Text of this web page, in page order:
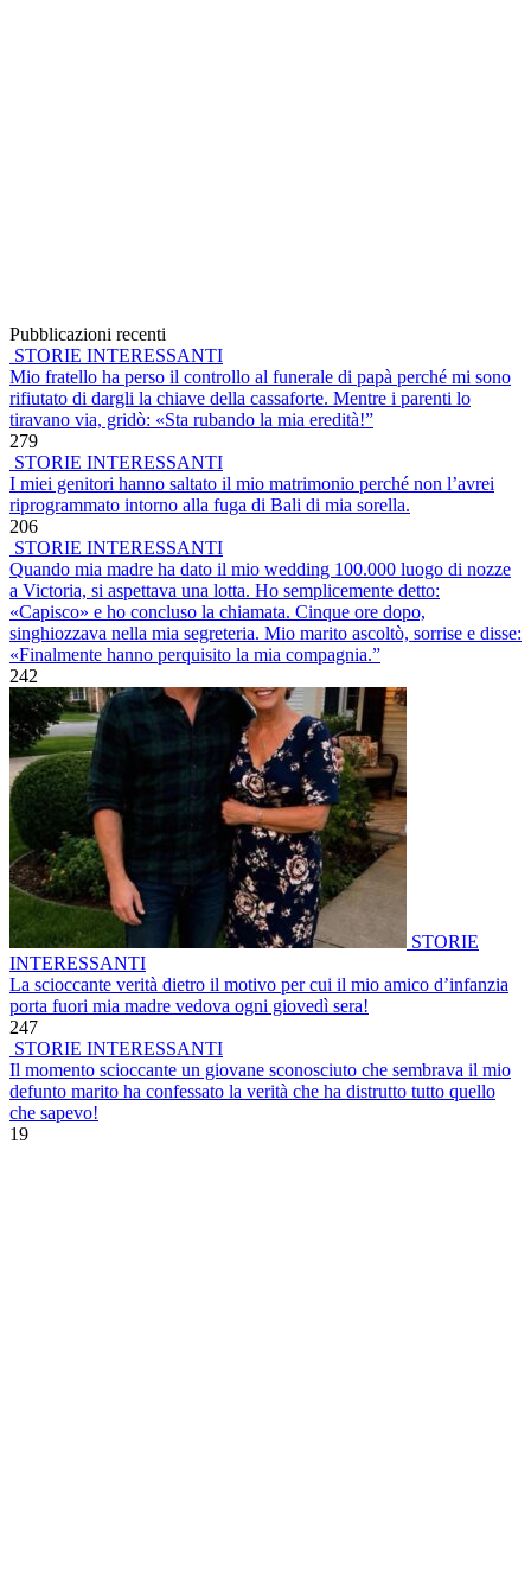
Pubblicazioni recenti
STORIE INTERESSANTI
Mio fratello ha perso il controllo al funerale di papà perché mi sono
rifiutato di dargli la chiave della cassaforte. Mentre i parenti lo
tiravano via, gridò: «Sta rubando la mia eredità!”
279
STORIE INTERESSANTI
I miei genitori hanno saltato il mio matrimonio perché non l’avrei
riprogrammato intorno alla fuga di Bali di mia sorella.
206
STORIE INTERESSANTI
Quando mia madre ha dato il mio wedding 100.000 luogo di nozze
a Victoria, si aspettava una lotta. Ho semplicemente detto:
«Capisco» e ho concluso la chiamata. Cinque ore dopo,
singhiozzava nella mia segreteria. Mio marito ascoltò, sorrise e disse:
«Finalmente hanno perquisito la mia compagnia.”
242
STORIE
INTERESSANTI
La scioccante verità dietro il motivo per cui il mio amico d’infanzia
porta fuori mia madre vedova ogni giovedì sera!
247
STORIE INTERESSANTI
Il momento scioccante un giovane sconosciuto che sembrava il mio
defunto marito ha confessato la verità che ha distrutto tutto quello
che sapevo!
19